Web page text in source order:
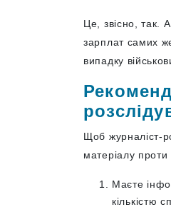
Це, звісно, так.
зарплат самих
випадку
Щоб журналіст-
матеріалу
Маєте
кількістю